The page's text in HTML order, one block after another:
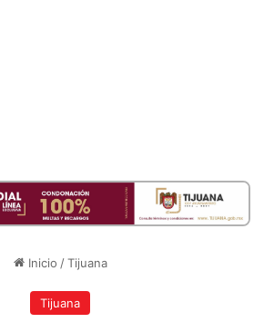
Inicio / Tijuana
Tijuana